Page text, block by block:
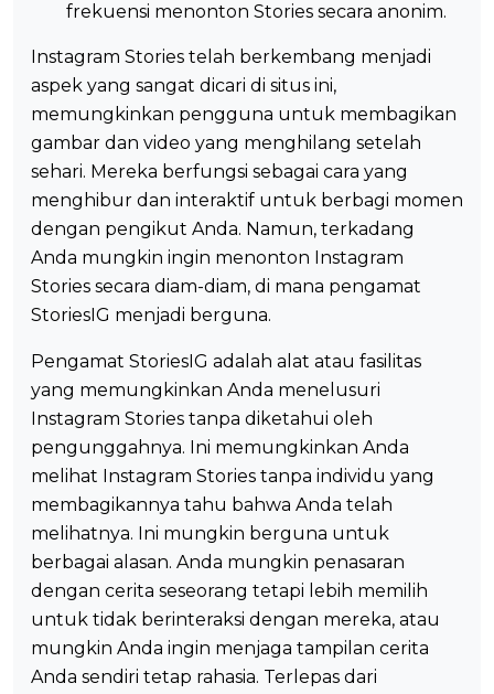
frekuensi menonton Stories secara anonim.
Instagram Stories telah berkembang menjadi
aspek yang sangat dicari di situs ini,
memungkinkan pengguna untuk membagikan
gambar dan video yang menghilang setelah
sehari. Mereka berfungsi sebagai cara yang
menghibur dan interaktif untuk berbagi momen
dengan pengikut Anda. Namun, terkadang
Anda mungkin ingin menonton Instagram
Stories secara diam-diam, di mana pengamat
StoriesIG menjadi berguna.
Pengamat StoriesIG adalah alat atau fasilitas
yang memungkinkan Anda menelusuri
Instagram Stories tanpa diketahui oleh
pengunggahnya. Ini memungkinkan Anda
melihat Instagram Stories tanpa individu yang
membagikannya tahu bahwa Anda telah
melihatnya. Ini mungkin berguna untuk
berbagai alasan. Anda mungkin penasaran
dengan cerita seseorang tetapi lebih memilih
untuk tidak berinteraksi dengan mereka, atau
mungkin Anda ingin menjaga tampilan cerita
Anda sendiri tetap rahasia. Terlepas dari